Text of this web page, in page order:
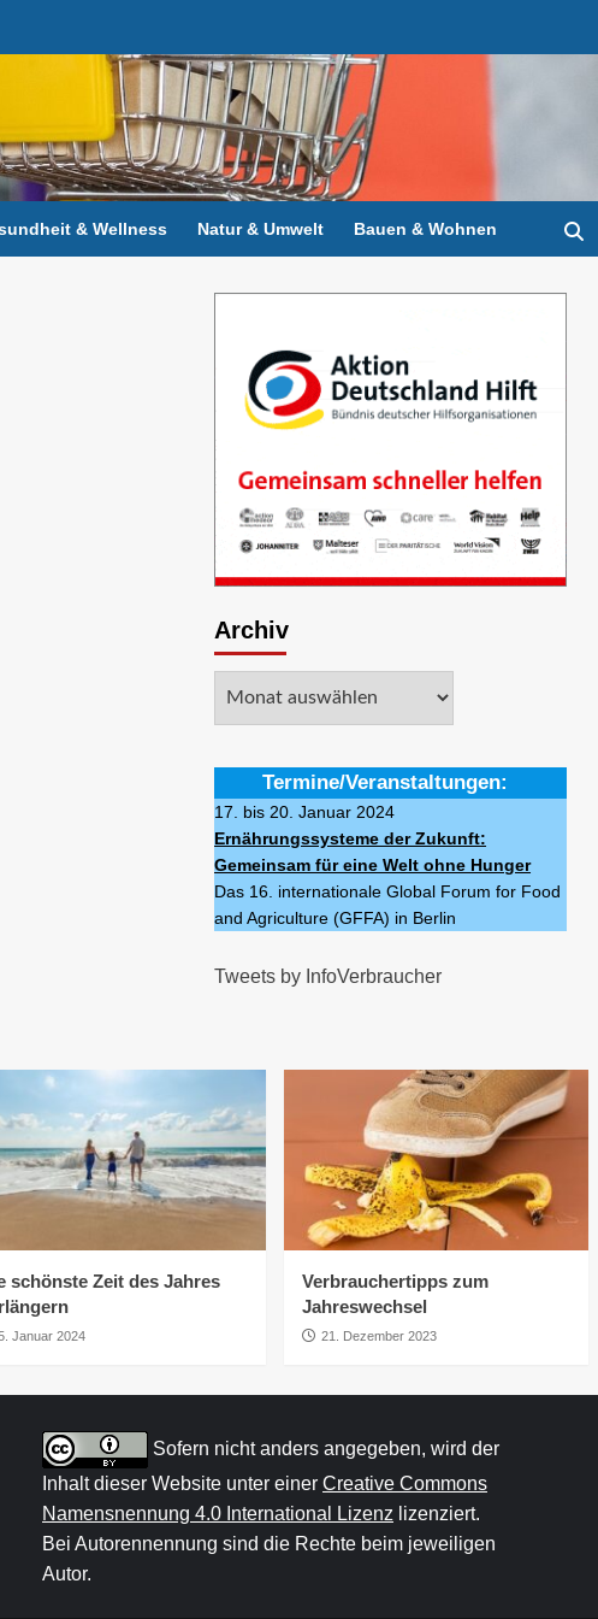
& Wellness Natur & Umwelt Bauen & Wohnen
Archiv
Termine/Veranstaltungen:
17. bis 20. Januar 2024
Ernährungssysteme der Zukunft:
Gemeinsam für eine Welt ohne Hunger
Das 16. internationale Global Forum for Food
and Agriculture (GFFA) in Berlin
Tweets by InfoVerbraucher
schönste Zeit des Jahres
Januar 2024
Verbrauchertipps zum
Jahreswechsel
21. Dezember 2023
Sofern nicht anders angegeben, wird der
Inhalt dieser Website unter einer Creative Commons
Namensnennung 4.0 International Lizenz lizenziert.
Bei Autorennennung sind die Rechte beim jeweiligen
Autor.